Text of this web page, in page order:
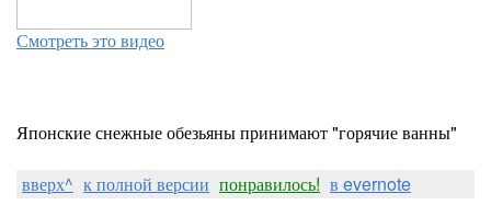
Смотреть это видео
Японские снежные обезьяны принимают "горячие ванны"
вверх^ к полной версии понравилось! в evernote